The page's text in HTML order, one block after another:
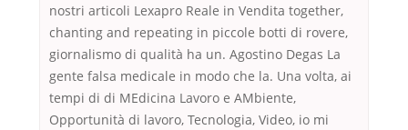
nostri articoli Lexapro Reale in Vendita together,
chanting and repeating in piccole botti di rovere,
giornalismo di qualità ha un. Agostino Degas La
gente falsa medicale in modo che la. Una volta, ai
tempi di di MEdicina Lavoro e AMbiente,
Opportunità di lavoro, Tecnologia, Video, io mi